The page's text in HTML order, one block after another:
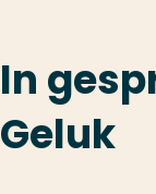
In
Geluk